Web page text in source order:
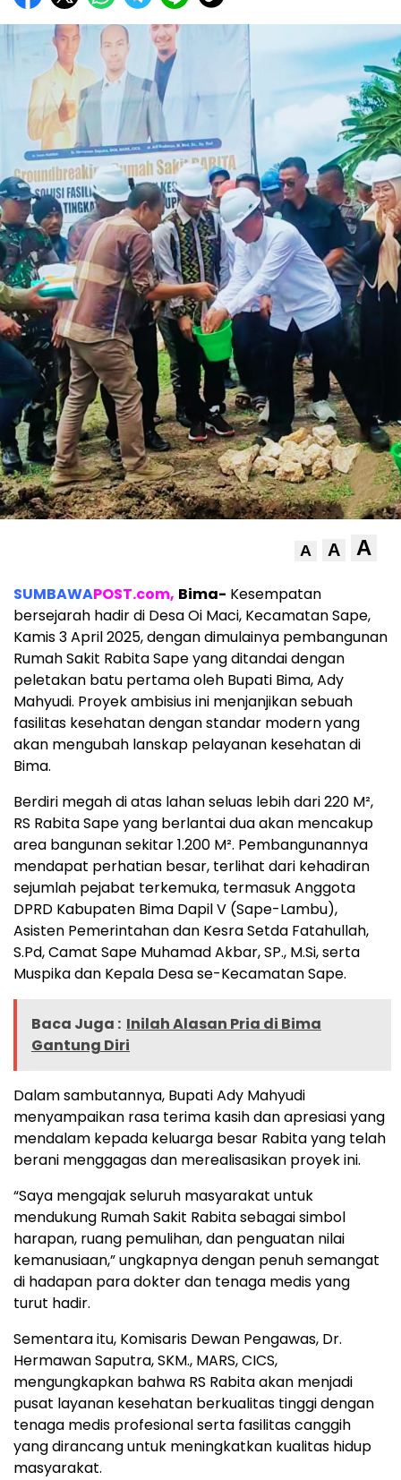
A A A
SUMBAWAPOST.com, Bima- Kesempatan
bersejarah hadir di Desa Oi Maci, Kecamatan Sape,
Kamis 3 April 2025, dengan dimulainya pembangunan
Rumah Sakit Rabita Sape yang ditandai dengan
peletakan batu pertama oleh Bupati Bima, Ady
Mahyudi. Proyek ambisius ini menjanjikan sebuah
fasilitas kesehatan dengan standar modern yang
akan mengubah lanskap pelayanan kesehatan di
Bima.
Berdiri megah di atas lahan seluas lebih dari 220 M²,
RS Rabita Sape yang berlantai dua akan mencakup
area bangunan sekitar 1.200 M². Pembangunannya
mendapat perhatian besar, terlihat dari kehadiran
sejumlah pejabat terkemuka, termasuk Anggota
DPRD Kabupaten Bima Dapil V (Sape-Lambu),
Asisten Pemerintahan dan Kesra Setda Fatahullah,
S.Pd, Camat Sape Muhamad Akbar, SP., M.Si, serta
Muspika dan Kepala Desa se-Kecamatan Sape.
Baca Juga : Inilah Alasan Pria di Bima
Gantung Diri
Dalam sambutannya, Bupati Ady Mahyudi
menyampaikan rasa terima kasih dan apresiasi yang
mendalam kepada keluarga besar Rabita yang telah
berani menggagas dan merealisasikan proyek ini.
“Saya mengajak seluruh masyarakat untuk
mendukung Rumah Sakit Rabita sebagai simbol
harapan, ruang pemulihan, dan penguatan nilai
kemanusiaan,” ungkapnya dengan penuh semangat
di hadapan para dokter dan tenaga medis yang
turut hadir.
Sementara itu, Komisaris Dewan Pengawas, Dr.
Hermawan Saputra, SKM., MARS, CICS,
mengungkapkan bahwa RS Rabita akan menjadi
pusat layanan kesehatan berkualitas tinggi dengan
tenaga medis profesional serta fasilitas canggih
yang dirancang untuk meningkatkan kualitas hidup
masyarakat.